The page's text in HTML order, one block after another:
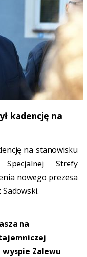
kadencję na
na stanowisku
Strefy
nowego prezesa
Sadowski.
na
Zalewu